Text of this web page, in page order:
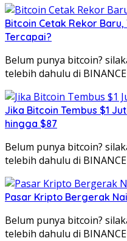
Bitcoin Cetak Rekor
Tercapai?
Belum punya bitcoin?
telebih dahulu di
Jika Bitcoin Tembus $1
hingga $87
Belum punya bitcoin?
telebih dahulu di
Pasar Kripto Bergerak
Belum punya bitcoin?
telebih dahulu di